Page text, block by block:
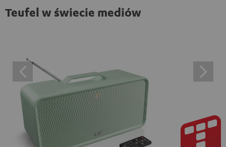
Zawsze wyświetlać treści zewnętrzne? Włącz tę opcję w ustawieniach
tutaj za pomocą jednego kliknięcia. Kliknięcie na treść
oznacza wyrażenie zgody na wyświetlanie treści
zewnętrznych. Oznacza to, że dane osobowe mogą być
przesyłane do platform osób trzecich. Więcej informacji
na ten temat można znaleźć w naszej polityce
prywatności.
Teufel w świecie mediów